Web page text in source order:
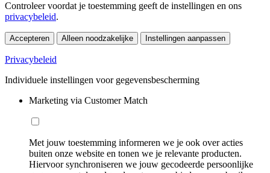
Controleer voordat je toestemming geeft de instellingen en ons
privacybeleid.
Accepteren Alleen noodzakelijke Instellingen aanpassen
Privacybeleid
Individuele instellingen voor gegevensbescherming
Marketing via Customer Match
Met jouw toestemming informeren we je ook over acties
buiten onze website en tonen we je relevante producten.
Hiervoor synchroniseren we jouw gecodeerde persoonlijke